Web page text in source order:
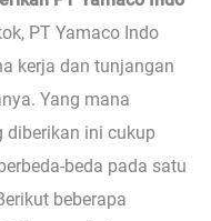
PT Yamaco Indo
kerja dan tunjangan
Yang mana
diberikan ini cukup
beda pada satu
beberapa